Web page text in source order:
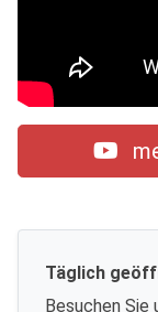
Täglich
Besuchen Sie